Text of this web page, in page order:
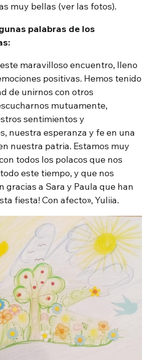
muy bellas (ver las fotos).
palabras de los
maravilloso encuentro, lleno
positivas. Hemos tenido
de unirnos con otros
mutuamente,
sentimientos y
nuestra esperanza y fe en una
nuestra patria. Estamos muy
todos los polacos que nos
este tiempo, y que nos
gracias a Sara y Paula que han
fiesta! Con afecto», Yuliia.